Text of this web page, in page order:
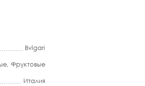
Bvlgari
, Фруктовые
Италия